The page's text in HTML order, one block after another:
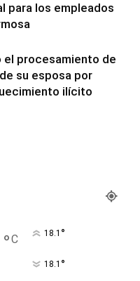
para los empleados
el procesamiento de
su esposa por
ilícito
°C 18.1 °
18.1 °